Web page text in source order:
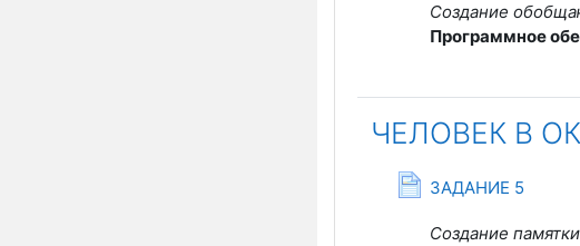
Создание
Программное
ЧЕЛОВЕК В
ЗАДАНИЕ 5Страница
Создание